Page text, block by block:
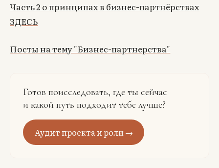
Часть 2 о принципах в бизнес-партнёрствах
ЗДЕСЬ
Посты на тему "Бизнес-партнерства"
Готов поисследовать, где ты сейчас
и какой путь подходит тебе лучше?
Аудит проекта и роли →